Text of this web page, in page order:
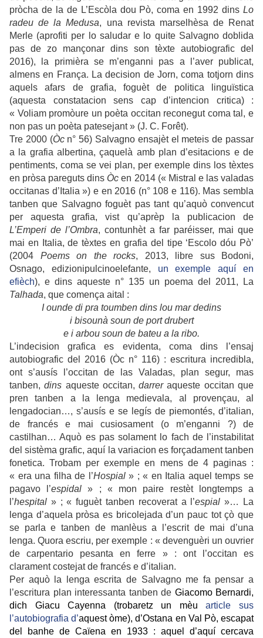
pròcha de la de L’Escòla dou Pò, coma en 1992 dins Lo
radeu de la Medusa, una revista marselhèsa de Renat
Merle (aprofiti per lo saludar e lo quite Salvagno doblida
pas de zo mançonar dins son tèxte autobiografic del
2016), la primièra se m’enganni pas a l’aver publicat,
almens en França. La decision de Jorn, coma totjorn dins
aquels afars de grafia, foguèt de politica linguïstica
(aquesta constatacion sens cap d’intencion critica) :
« Voliam promòure un poèta occitan reconegut coma tal, e
non pas un poèta patesejant » (J. C. Forêt).
Tre 2000 (Òcn° 56) Salvagno ensajèt el meteis de passar
a la grafia albertina, çaquelà amb plan d’esitacions e de
pentiments, coma se vei plan, per exemple dins los tèxtes
en pròsa pareguts dins Òc en 2014 (« Mistral e las valadas
occitanas d’Italia ») e en 2016 (n° 108 e 116). Mas sembla
tanben que Salvagno foguèt pas tant qu’aquò convencut
per aquesta grafia, vist qu’aprèp la publicacion de
L’Emperi de l’Ombra, contunhèt a far paréisser, mai que
mai en Italia, de tèxtes en grafia del tipe ‘Escolo dóu Pò’
(2004 Poems on the rocks, 2013, libre sus Bodoni,
Osnago, edizionipulcinoelefante, un exemple aquí en
efièch), e dins aqueste n° 135 un poema del 2011, La
Talhada, que comença aital :
I ounde di pra toumben dins lou mar dedins
i bisounà soun de port drubert
e i arbou soun de bateu a la ribo.
L’indecision grafica es evidenta, coma dins l’ensaj
autobiografic del 2016 (Òc n° 116) : escritura incredibla,
ont s’ausís l’occitan de las Valadas, plan segur, mas
tanben,dins aqueste occitan,darreraqueste occitan que
pren tanben a la lenga medievala, al provençau, al
lengadocian…, s’ausís e se legís de piemontés, d’italian,
de francés e mai cusiosament (o m’enganni ?) de
castilhan… Aquò es pas solament lo fach de l’instabilitat
del sistèma grafic, aquí la variacion es forçadament tanben
fonetica. Trobam per exemple en mens de 4 paginas :
« era una filha de l’Hospial» ; « en Italia aquel temps se
pagavo l’espidal » ; « mon paire restèt longtemps a
l’hespital » ; « fuguèt tanben recoverat a l’espial »… La
lenga d’aquela pròsa es bricolejada d’un pauc tot çò que
se parla e tanben de manlèus a l’escrit de mai d’una
lenga. Quora escriu, per exemple : « devenguèri un ouvrier
de carpentario pesanta en ferre » : ont l’occitan es
clarament costejat de francés e d’italian.
Per aquò la lenga escrita de Salvagno me fa pensar a
l’escritura plan interessanta tanben de Giacomo Bernardi,
dich Giacu Cayenna (trobaretz un mèuarticle sus
l’autobiografia d’aquest òme), d’Ostana en Val Pò, escapat
del banhe de Caïena en 1933 : aquel d’aquí cercava